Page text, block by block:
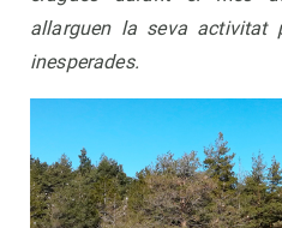
allarguen la seva activitat
inesperades.